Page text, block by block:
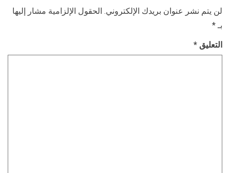
لن يتم نشر عنوان بريدك الإلكتروني. الحقول الإلزامية مشار إليها
بـ *
التعليق *